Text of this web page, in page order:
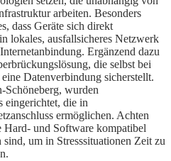
arbeiten. Besonders
dass Geräte sich direkt
lokales, ausfallsicheres Netzwerk
Ergänzend dazu
die selbst bei
Datenverbindung sicherstellt.
wurden
die in
ermöglichen. Achten
Hard- und Software kompatibel
um in Stresssituationen Zeit zu